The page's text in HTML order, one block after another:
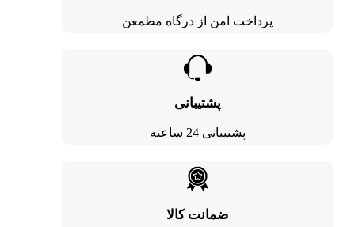
پرداخت امن از درگاه مطمعن
پشتیبانی
پشتیبانی 24 ساعته
ضمانت کالا